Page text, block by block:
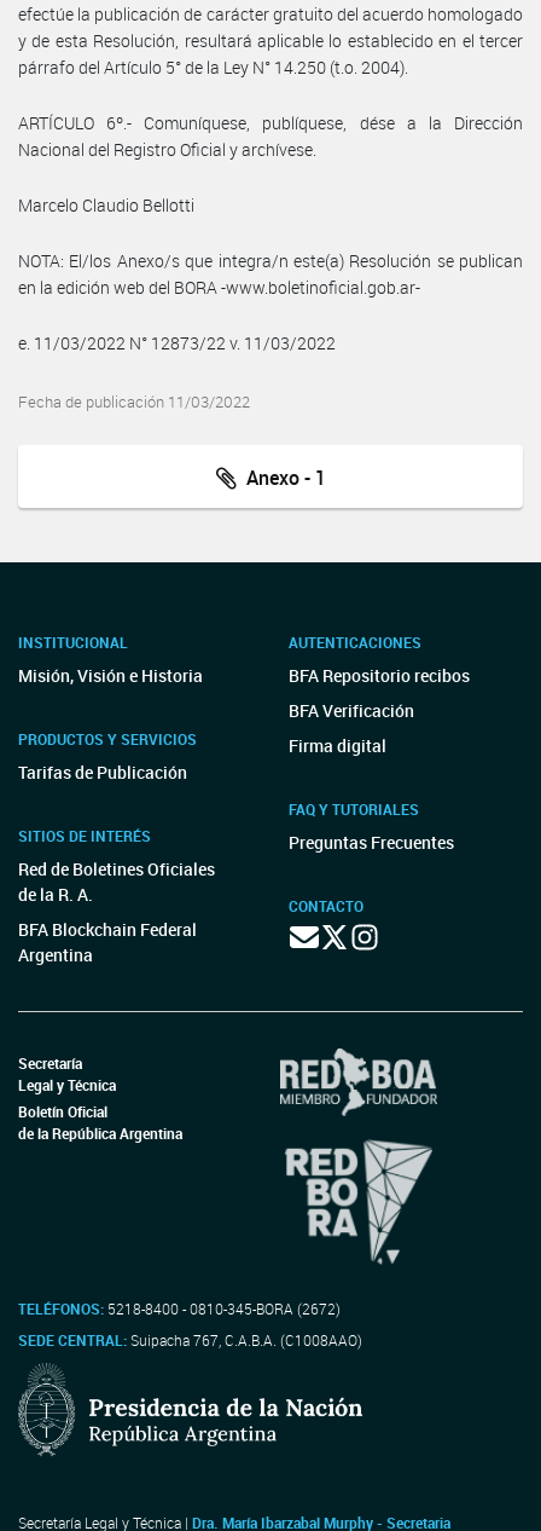
efectúe la publicación de carácter gratuito del acuerdo homologado
y de esta Resolución, resultará aplicable lo establecido en el tercer
párrafo del Artículo 5° de la Ley N° 14.250 (t.o. 2004).
ARTÍCULO 6º.- Comuníquese, publíquese, dése a la Dirección
Nacional del Registro Oficial y archívese.
Marcelo Claudio Bellotti
NOTA: El/los Anexo/s que integra/n este(a) Resolución se publican
en la edición web del BORA -www.boletinoficial.gob.ar-
e. 11/03/2022 N° 12873/22 v. 11/03/2022
Fecha de publicación 11/03/2022
Anexo - 1
INSTITUCIONAL
Misión, Visión e Historia
PRODUCTOS Y SERVICIOS
Tarifas de Publicación
SITIOS DE INTERÉS
Red de Boletines Oficiales
de la R. A.
BFA Blockchain Federal
Argentina
AUTENTICACIONES
BFA Repositorio recibos
BFA Verificación
Firma digital
FAQ Y TUTORIALES
Preguntas Frecuentes
CONTACTO
Secretaría
Legal y Técnica
Boletín Oficial
de la República Argentina
TELÉFONOS: 5218-8400 - 0810-345-BORA (2672)
SEDE CENTRAL:Suipacha 767, C.A.B.A. (C1008AAO)
Secretaría Legal y Técnica | Dra. María Ibarzabal Murphy - Secretaria